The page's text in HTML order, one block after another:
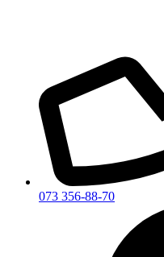
073 356-88-70